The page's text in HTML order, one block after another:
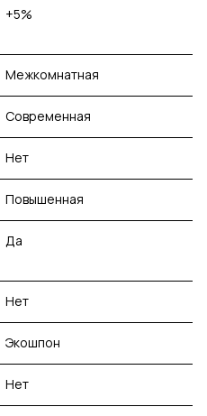
+5%
Межкомнатная
Современная
Нет
Повышенная
Да
Нет
Экошпон
Нет